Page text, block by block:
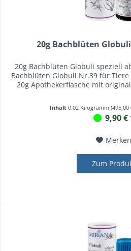
20g Bachblüten
20g Bachblüten Globuli speziell
Bachblüten Globuli Nr.39 für
20g Apothekerflasche mit
Inhalt 0.02 Kilogramm
9,90 €
Merken
Zum